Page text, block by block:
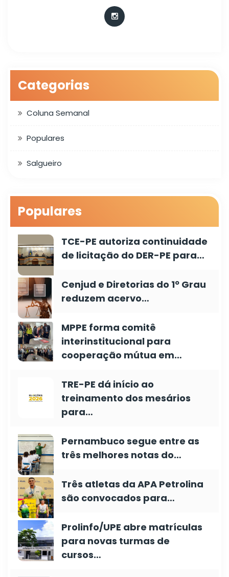
Categorias
Coluna Semanal
Populares
Salgueiro
Populares
TCE-PE autoriza continuidade
de licitação do DER-PE para…
Cenjud e Diretorias do 1º Grau
reduzem acervo…
MPPE forma comitê
interinstitucional para
cooperação mútua em…
TRE-PE dá início ao
treinamento dos mesários
para…
Pernambuco segue entre as
três melhores notas do…
Três atletas da APA Petrolina
são convocados para…
Prolinfo/UPE abre matrículas
para novas turmas de
cursos…